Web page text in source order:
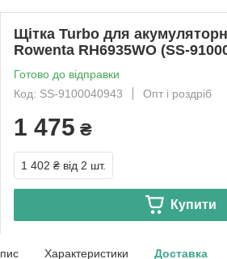
Щітка Turbo для
Rowenta RH6935WO (SS-
Готово до відправки
Код: SS-9100040943
Опт і роздріб
1 475 ₴
1 402 ₴ від 2 шт.
Купити
Характеристики Доставка